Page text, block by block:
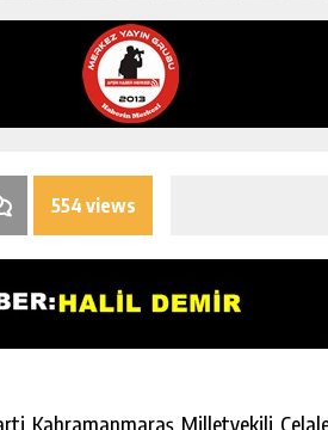
554 views
Kahramanmaraş Milletvekili